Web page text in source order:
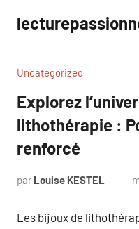
contenu
Uncategorized
Explorez
lithothérapie :
renforcé
par Louise KESTEL
Les bijoux de